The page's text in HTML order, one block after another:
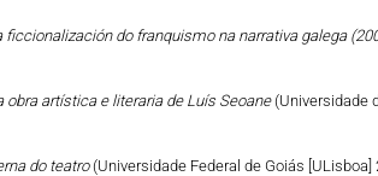
do franquismo na narrativa galega
obra artística e literaria de Luís Seoane(Universidade
do teatro(Universidade Federal de Goiás [ULisboa]